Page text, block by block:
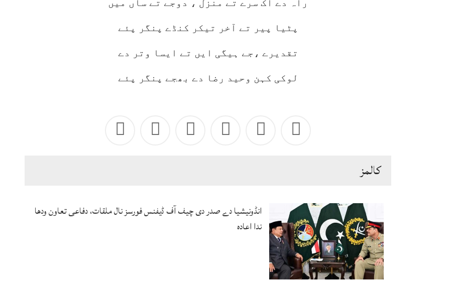
راہ دے اک سرے تے منزل ، دوجے تے ساں میں
پٹیا پیر تے آخر تیکر کنڈے پنگر پئے
تقدیرے ،جے ہیگی ایں تے ایسا وتر دے
لوکی کہن وحید رضا دے بھجے پنگر پئے
كالمز
انڈونیشیا دے صدر دی چیف آف ڈیفنس فورسز نال ملقات، دفاعی تعاون ودھا
ندا اعادہ